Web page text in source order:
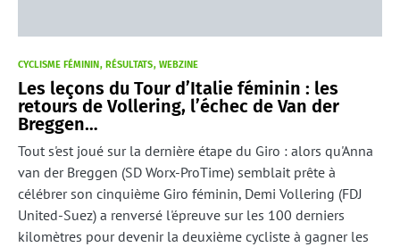
CYCLISME FÉMININ RÉSULTATS WEBZINE
Les leçons du Tour d’Italie féminin : les
retours de Vollering, l’échec de Van der
Breggen…
Tout s'est joué sur la dernière étape du Giro : alors qu'Anna
van der Breggen (SD Worx-ProTime) semblait prête à
célébrer son cinquième Giro féminin, Demi Vollering (FDJ
United-Suez) a renversé l'épreuve sur les 100 derniers
kilomètres pour devenir la deuxième cycliste à gagner les